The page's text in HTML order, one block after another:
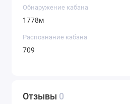
Обнаружение кабана
1778м
Распознание кабана
709
Отзывы 0